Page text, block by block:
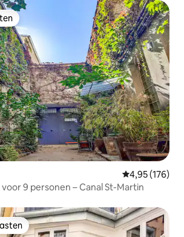
Gemiddelde
4,95 (176)
9 personen – Canal St-Martin